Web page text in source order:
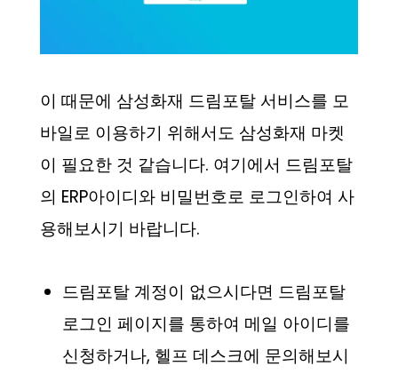
이 때문에 삼성화재 드림포탈 서비스를 모
바일로 이용하기 위해서도 삼성화재 마켓
이 필요한 것 같습니다. 여기에서 드림포탈
의 ERP아이디와 비밀번호로 로그인하여 사
용해보시기 바랍니다.
드림포탈 계정이 없으시다면 드림포탈
로그인 페이지를 통하여 메일 아이디를
신청하거나, 헬프 데스크에 문의해보시